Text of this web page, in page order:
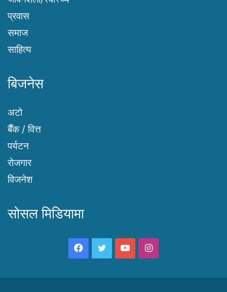
प्रवास
समाज
साहित्य
बिजनेस
अटो
बैँक / वित्त
पर्यटन
रोजगार
विजनेश
सोसल मिडियामा
Facebook
TwitterYouTubeInstagram